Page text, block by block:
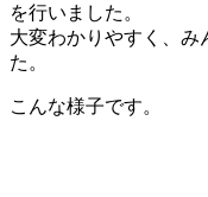
を行いました。
大変わかりやすく、み
た。
こんな様子です。